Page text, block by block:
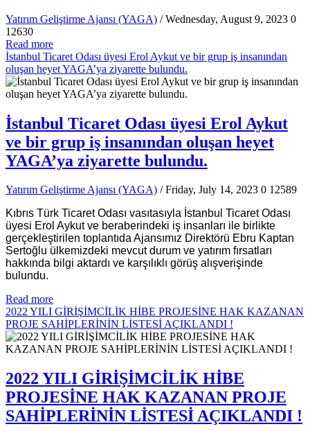
Yatırım Geliştirme Ajansı (YAGA) / Wednesday, August 9, 2023 0
12630
Read more
İstanbul Ticaret Odası üyesi Erol Aykut ve bir grup iş insanından
oluşan heyet YAGA’ya ziyarette bulundu.
İstanbul Ticaret Odası üyesi Erol Aykut
ve bir grup iş insanından oluşan heyet
YAGA’ya ziyarette bulundu.
Yatırım Geliştirme Ajansı (YAGA) / Friday, July 14, 2023 0 12589
Kıbrıs Türk Ticaret Odası vasıtasıyla İstanbul Ticaret Odası
üyesi Erol Aykut ve beraberindeki iş insanları ile birlikte
gerçekleştirilen toplantıda Ajansımız Direktörü Ebru Kaptan
Sertoğlu ülkemizdeki mevcut durum ve yatırım fırsatları
hakkında bilgi aktardı ve karşılıklı görüş alışverişinde
bulundu.
Read more
2022 YILI GİRİŞİMCİLİK HİBE PROJESİNE HAK KAZANAN
PROJE SAHİPLERİNİN LİSTESİ AÇIKLANDI !
2022 YILI GİRİŞİMCİLİK HİBE
PROJESİNE HAK KAZANAN PROJE
SAHİPLERİNİN LİSTESİ AÇIKLANDI !